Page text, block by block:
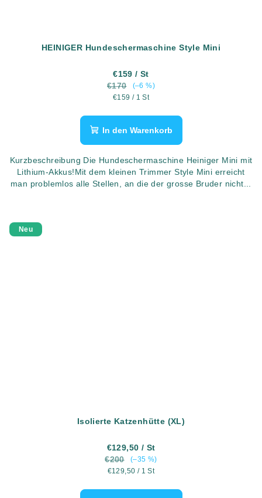
HEINIGER Hundeschermaschine Style Mini
€159/ St
€170
(–6 %)
Verkaufspreis:
€159 / 1 St
In den Warenkorb
Kurzbeschreibung Die Hundeschermaschine Heiniger Mini mit
Lithium-Akkus!Mit dem kleinen Trimmer Style Mini erreicht
man problemlos alle Stellen, an die der grosse Bruder nicht...
Neu
Isolierte Katzenhütte (XL)
€129,50 / St
€200
(–35 %)
Verkaufspreis:
€129,50 / 1 St